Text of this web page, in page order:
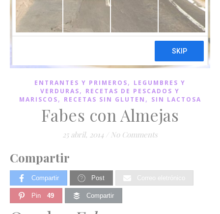
ENTRANTES Y PRIMEROS, LEGUMBRES Y
VERDURAS, RECETAS DE PESCADOS Y
MARISCOS, RECETAS SIN GLUTEN , SIN LACTOSA
Fabes con Almejas
25 abril, 2014 No Comments
Compartir
Compartir Post Correo eletrónico
Pin 49 Compartir